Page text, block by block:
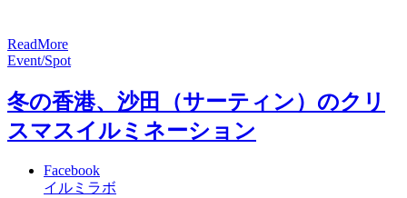
ReadMore
Event/Spot
冬の香港、沙田（サーティン）のクリ
スマスイルミネーション
Facebook
イルミラボ